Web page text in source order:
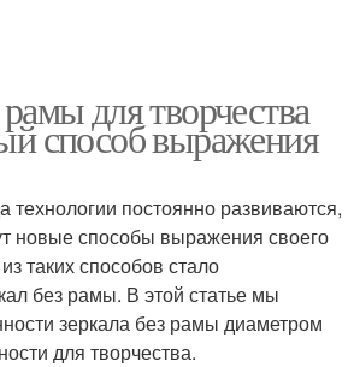
для творчества
способ выражения
технологии постоянно развиваются,
новые способы выражения своего
таких способов стало
без рамы. В этой статье мы
зеркала без рамы диаметром
для творчества.